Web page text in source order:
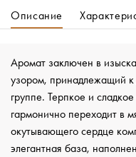
Описание
Аромат заключен в
узором, принадлежащий к
группе. Терпкое и
гармонично переходит в
окутывающего сердце
элегантная база,